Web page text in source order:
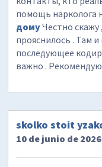
помощь нарколога
домуЧестно скажу
прояснилось . Там
последующее
важно .
skolko stoit
10 de junio de